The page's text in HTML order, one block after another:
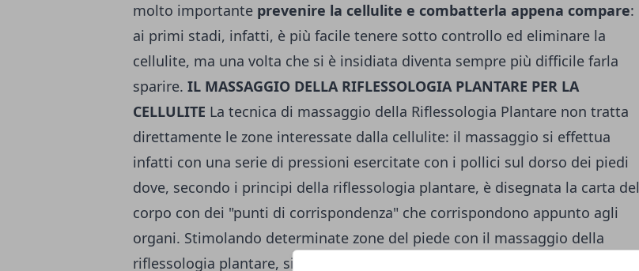
molto importante prevenire la cellulite e combatterla appena compare:
ai primi stadi, infatti, è più facile tenere sotto controllo ed eliminare la
cellulite, ma una volta che si è insidiata diventa sempre più difficile farla
sparire. IL MASSAGGIO DELLA RIFLESSOLOGIA PLANTARE PER LA
CELLULITE La tecnica di massaggio della Riflessologia Plantare non tratta
direttamente le zone interessate dalla cellulite: il massaggio si effettua
infatti con una serie di pressioni esercitate con i pollici sul dorso dei piedi
dove, secondo i principi della riflessologia plantare, è disegnata la carta del
corpo con dei "punti di corrispondenza" che corrispondono appunto agli
organi. Stimolando determinate zone del piede con il massaggio della
riflessologia plantare, si riabilita la normale funzionalità dell' organismo,